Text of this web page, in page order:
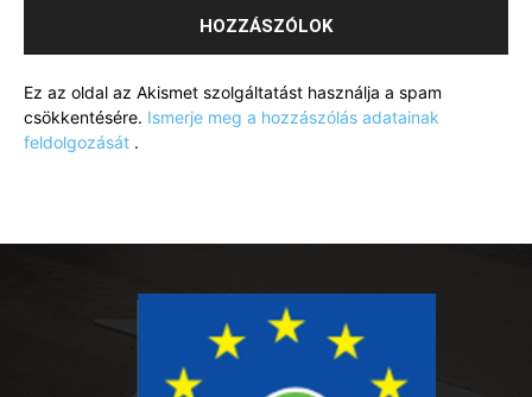
Ez az oldal az Akismet szolgáltatást használja a spam
csökkentésére. Ismerje meg a hozzászólás adatainak
feldolgozását .